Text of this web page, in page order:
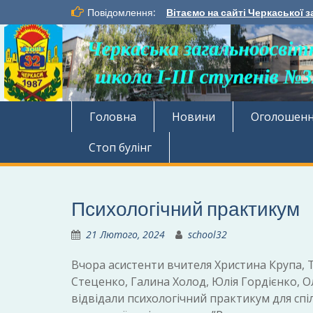
до
вмісту
Повідомлення: Вітаємо на сайті Черкаської
Головна Новини
Стоп булінг
Психологічний практикум
21 Лютого, 2024 school32
Вчора асистенти вчителя Христина
Стеценко, Галина Холод, Юлія Гордієнко,
відвідали психологічний практикум для